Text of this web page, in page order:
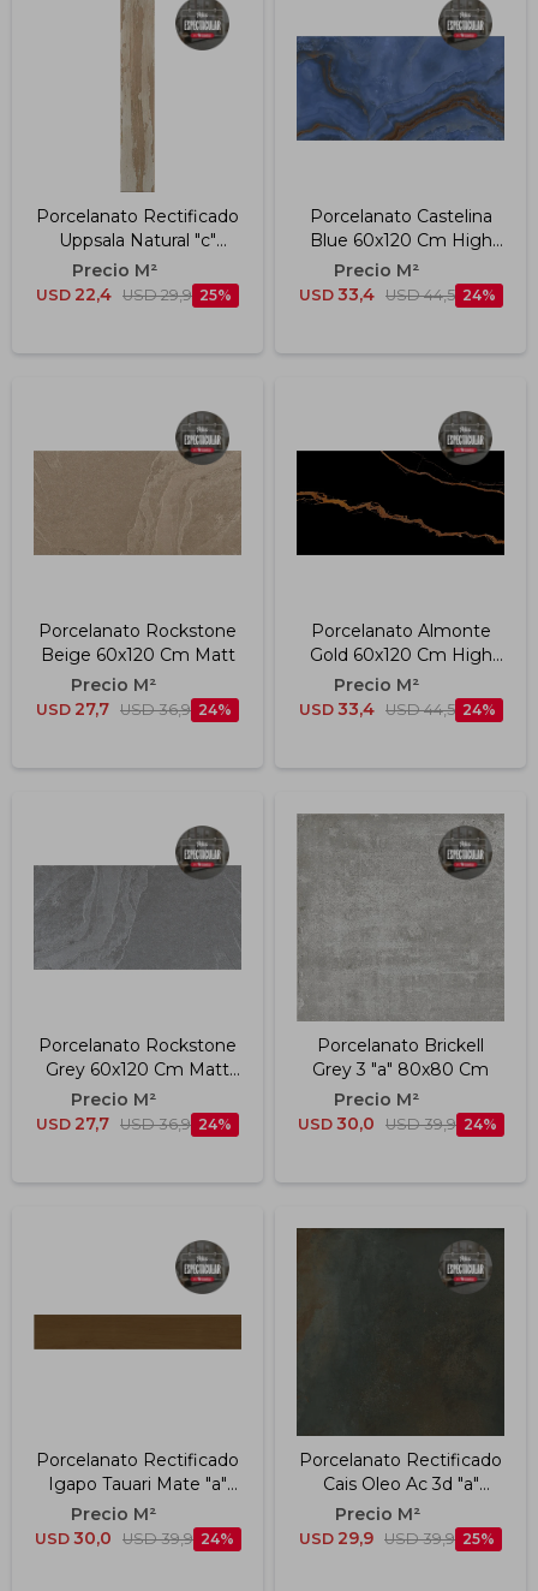
Porcelanato Rectificado
Uppsala Natural "c"
19,5x119,5 Cm
USD 22,4 USD 29,9 25
Porcelanato Castelina
Blue 60x120 Cm High
Gloss
USD 33,4 USD 44,5 24
Porcelanato Rockstone
Beige 60x120 Cm Matt
USD 27,7 USD 36,9 24
Porcelanato Almonte
Gold 60x120 Cm High
Gloss
USD 33,4 USD 44,5 24
Porcelanato Rockstone
Grey 60x120 Cm Matt
R11
USD 27,7 USD 36,9 24
Porcelanato Brickell
Grey 3 "a" 80x80 Cm
USD 30,0 USD 39,9 24
Porcelanato Rectificado
Igapo Tauari Mate "a"
19.7x120 Cm
USD 30,0 USD 39,9 24
Porcelanato Rectificado
Cais Oleo Ac 3d "a"
90x90 Cm
USD 29,9 USD 39,9 25